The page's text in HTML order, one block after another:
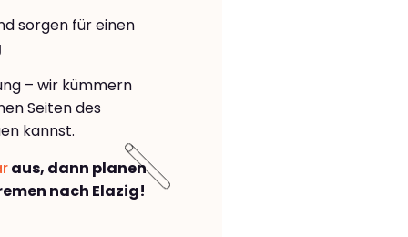
sorgen für einen
– wir kümmern
Seiten des
kannst.
aus, dann planen
nach Elazig!